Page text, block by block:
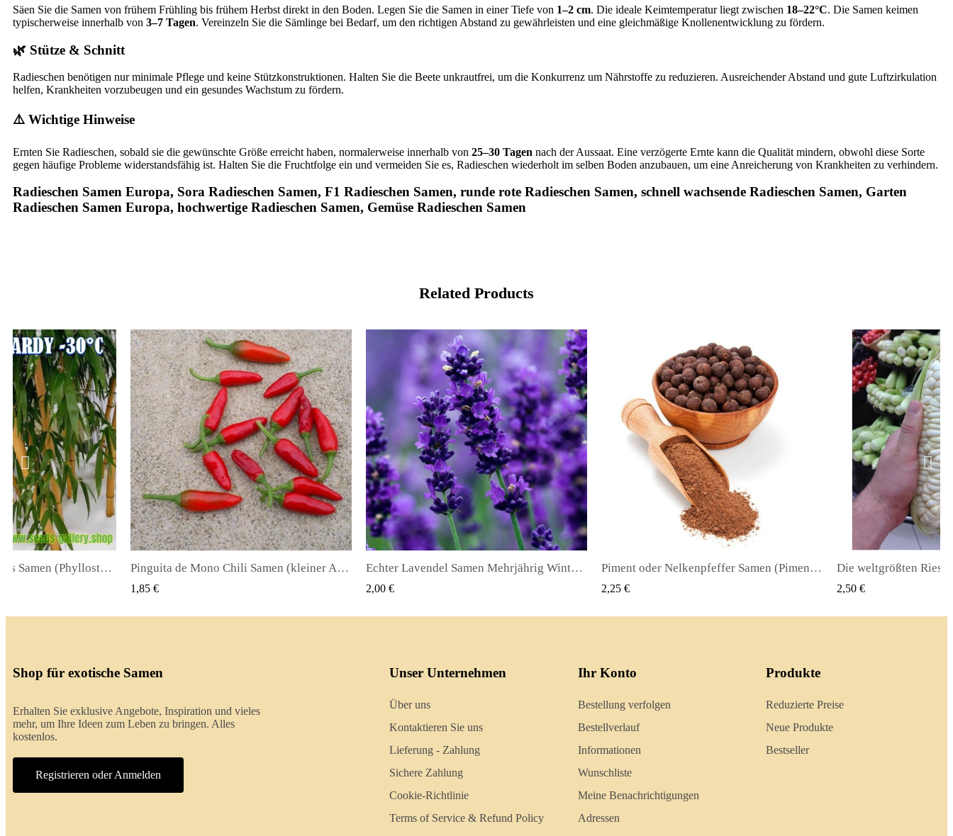
Säen Sie die Samen von frühem Frühling bis frühem Herbst direkt in den Boden. Legen Sie die Samen in einer Tiefe von 1–2 cm. Die ideale Keimtemperatur liegt zwischen 18–22°C. Die Samen keimen
typischerweise innerhalb von 3–7 Tagen. Vereinzeln Sie die Sämlinge bei Bedarf, um den richtigen Abstand zu gewährleisten und eine gleichmäßige Knollenentwicklung zu fördern.
🌿 Stütze & Schnitt
Radieschen benötigen nur minimale Pflege und keine Stützkonstruktionen. Halten Sie die Beete unkrautfrei, um die Konkurrenz um Nährstoffe zu reduzieren. Ausreichender Abstand und gute Luftzirkulation
helfen, Krankheiten vorzubeugen und ein gesundes Wachstum zu fördern.
⚠️ Wichtige Hinweise
Ernten Sie Radieschen, sobald sie die gewünschte Größe erreicht haben, normalerweise innerhalb von 25–30 Tagen nach der Aussaat. Eine verzögerte Ernte kann die Qualität mindern, obwohl diese Sorte
gegen häufige Probleme widerstandsfähig ist. Halten Sie die Fruchtfolge ein und vermeiden Sie es, Radieschen wiederholt im selben Boden anzubauen, um eine Anreicherung von Krankheiten zu verhindern.
Radieschen Samen Europa, Sora Radieschen Samen, F1 Radieschen Samen, runde rote Radieschen Samen, schnell wachsende Radieschen Samen, Garten
Radieschen Samen Europa, hochwertige Radieschen Samen, Gemüse Radieschen Samen
Related Products
VIEW Pinguita de Mono Chili Samen (kleiner Affenpenis) QUICK VIEW Echter Lavendel Samen Mehrjährig Winterhart bis -20C
2,00 €
QUICK VIEW Piment oder Nelkenpfeffer Samen (Pimenta dioica)
2,25 €
QUICK VIEW Die weltgrößten Riesenmais-Samen Cuzco - Cusco
2,50 €
QUICK
2,40 €
Shop für exotische Samen
Erhalten Sie exklusive Angebote, Inspiration und vieles
mehr, um Ihre Ideen zum Leben zu bringen. Alles
kostenlos.
Registrieren oder Anmelden
Unser Unternehmen
Über uns
Kontaktieren Sie uns
Lieferung - Zahlung
Sichere Zahlung
Cookie-Richtlinie
Terms of Service & Refund Policy
Ihr Konto
Bestellung verfolgen
Bestellverlauf
Informationen
Wunschliste
Meine Benachrichtigungen
Adressen
Produkte
Reduzierte Preise
Neue Produkte
Bestseller